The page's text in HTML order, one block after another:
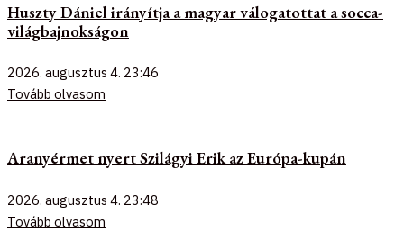
Huszty Dániel irányítja a magyar válogatottat a socca-
világbajnokságon
2026. augusztus 4. 23:46
Tovább olvasom
Aranyérmet nyert Szilágyi Erik az Európa-kupán
2026. augusztus 4. 23:48
Tovább olvasom